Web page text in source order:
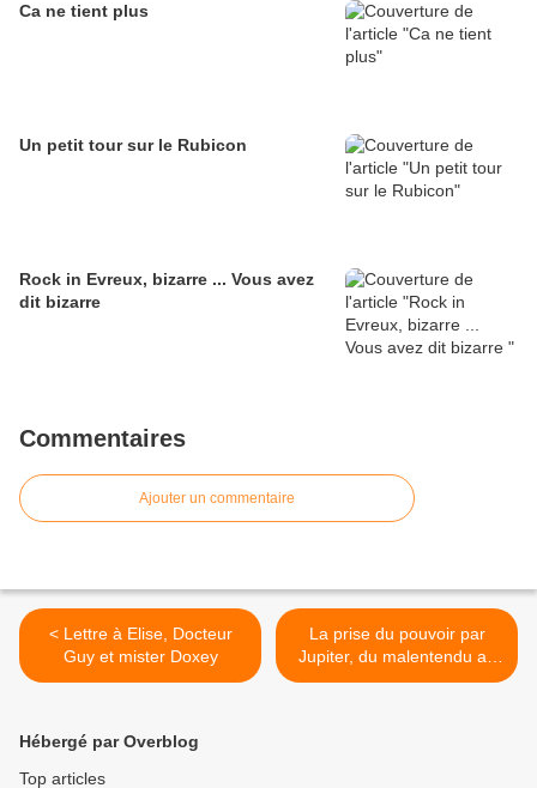
Ca ne tient plus
Un petit tour sur le Rubicon
Rock in Evreux, bizarre ... Vous avez
dit bizarre
Commentaires
Ajouter un commentaire
< Lettre à Elise, Docteur
Guy et mister Doxey
La prise du pouvoir par
Jupiter, du malentendu au
49-3 >
Hébergé par Overblog
Top articles